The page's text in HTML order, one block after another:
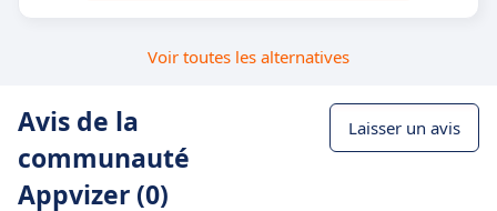
Voir toutes les alternatives
Avis de la
communauté
Appvizer (0)
Laisser un avis